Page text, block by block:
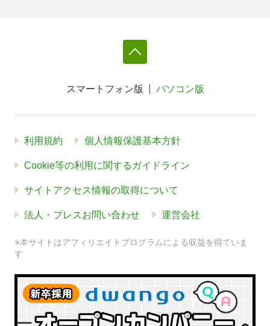
スマートフォン版 パソコン版
利用規約 個人情報保護基本方針
Cookie等の利用に関するガイドライン
サイトアクセス情報の取得について
法人・プレスお問い合わせ 運営会社
※本サイトはアフィリエイトプログラムによる収益を得ていま
す